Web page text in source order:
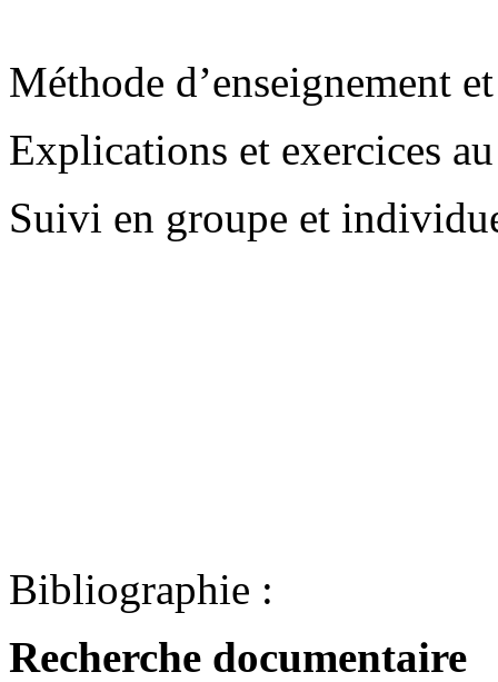
Méthode d’enseignement
Explications et exercices
Suivi en groupe et
Bibliographie :
Recherche documentaire